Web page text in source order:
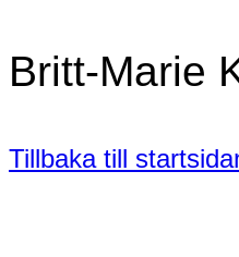
Britt-Marie
Tillbaka till